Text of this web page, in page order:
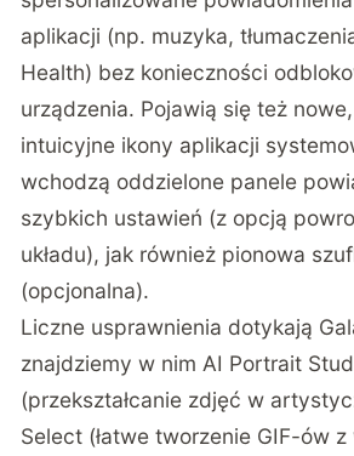
aplikacji (np. muzyka,
Health) bez konieczności
urządzenia. Pojawią się też
intuicyjne ikony aplikacji
wchodzą oddzielone panele
szybkich ustawień (z opcją
układu), jak również pionowa
(opcjonalna).
Liczne usprawnienia dotykają
znajdziemy w nim AI Portrait
(przekształcanie zdjęć w
Select (łatwe tworzenie GIF-ów